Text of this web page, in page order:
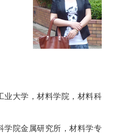
业大学，材料学院，材料科
学院金属研究所，材料学专